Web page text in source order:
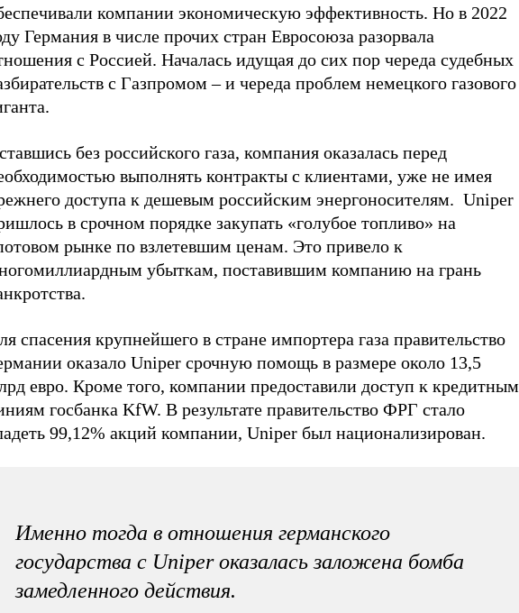
компании экономическую эффективность. Но в 2022
Германия в числе прочих стран Евросоюза разорвала
с Россией. Началась идущая до сих пор череда судебных
с Газпромом – и череда проблем немецкого газового
без российского газа, компания оказалась перед
выполнять контракты с клиентами, уже не имея
доступа к дешевым российским энергоносителям. Uniper
в срочном порядке закупать «голубое топливо» на
рынке по взлетевшим ценам. Это привело к
убыткам, поставившим компанию на грань
спасения крупнейшего в стране импортера газа правительство
оказало Uniper срочную помощь в размере около 13,5
евро. Кроме того, компании предоставили доступ к кредитным
госбанка KfW. В результате правительство ФРГ стало
99,12% акций компании, Uniper был национализирован.
Именно тогда в отношения германского
государства с Uniper оказалась заложена бомба
замедленного действия.